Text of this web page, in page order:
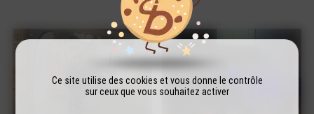
Ce site utilise des cookies et vous donne le contrôle
sur ceux que vous souhaitez activer